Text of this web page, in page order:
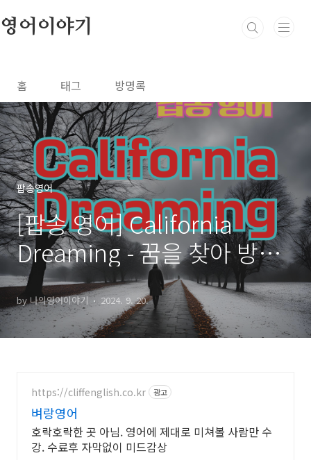
영어이야기
홈 태그 방명록
팝송영어
[팝송 영어] California
Dreaming - 꿈을 찾아 방황
하는 젊은이들의 소리 없는
아우성 with 가사 의미 발음
원리
by 나의영어이야기 2024. 9. 20.
https://cliffenglish.co.kr 광고
벼랑영어
호락호락한 곳 아님. 영어에 제대로 미쳐볼 사람만 수
강. 수료후 자막없이 미드감상